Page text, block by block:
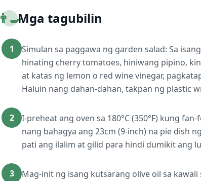
👨‍🍳Mga tagubilin
1
Simulan sa paggawa ng garden salad: Sa
hinating cherry tomatoes, hiniwang pipino,
at katas ng lemon o red wine vinegar,
Haluin nang dahan-dahan, takpan ng plastic
2
I-preheat ang oven sa 180°C (350°F) kung
nang bahagya ang 23cm (9-inch) na pie dish
pati ang ilalim at gilid para hindi dumikit ang
3
Mag-init ng isang kutsarang olive oil sa